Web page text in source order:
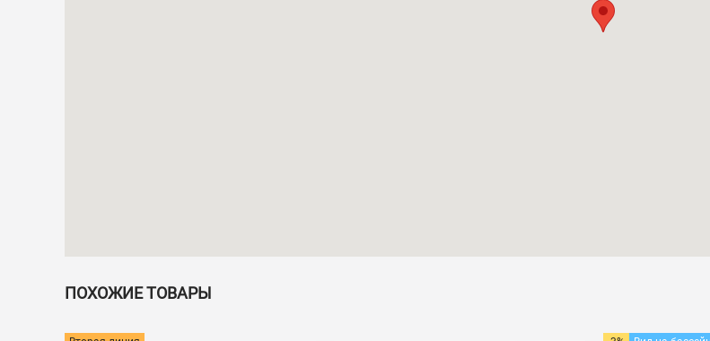
ПОХОЖИЕ ТОВАРЫ